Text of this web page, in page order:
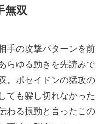
無双
手の攻撃パターンを前
らゆる動きを先読みで
。ポセイドンの猛攻の
ても躱し切れなかった
わる振動と言ったこの